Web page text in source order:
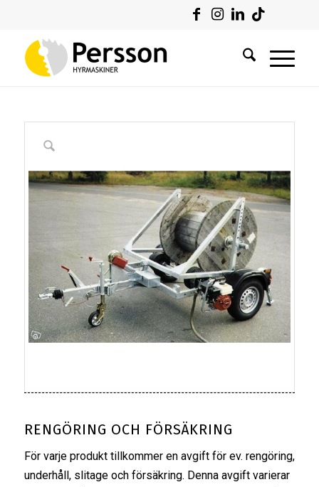
RENGÖRING OCH FÖRSÄKRING
För varje produkt tillkommer en avgift för ev. rengöring,
underhåll, slitage och försäkring. Denna avgift varierar